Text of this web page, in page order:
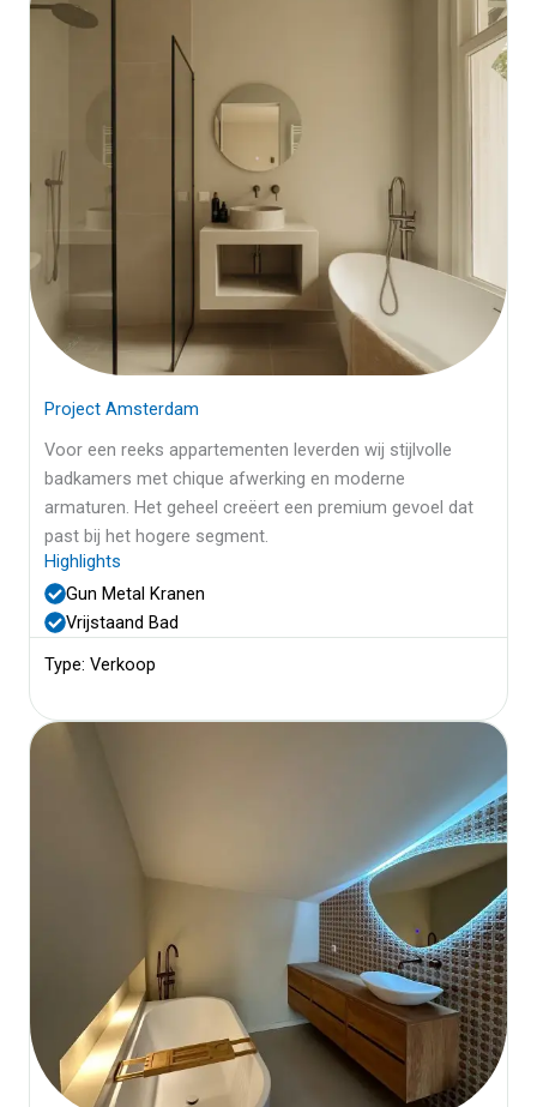
Project Amsterdam
Voor een reeks appartementen leverden wij stijlvolle
badkamers met chique afwerking en moderne
armaturen. Het geheel creëert een premium gevoel dat
past bij het hogere segment.
Highlights
Gun Metal Kranen
Vrijstaand Bad
Type: Verkoop